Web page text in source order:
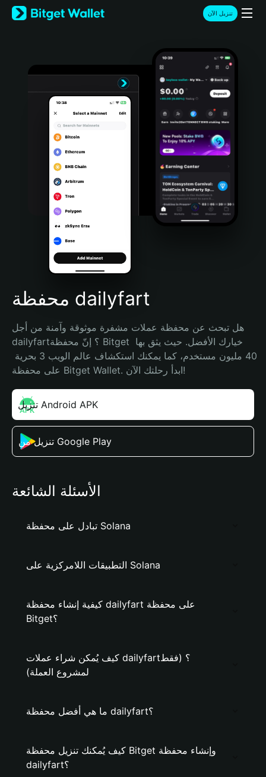
English
日本語
Türkçe
Português (Portugal)
Bahasa Indonesia
Português (Brasil)
Español (Argentina)
تنزيل الآن
محفظة dailyfart
هل تبحث عن محفظة عملات مشفرة موثوقة وآمنة من أجل
dailyfart؟ إنّ محفظة Bitget خيارك الأفضل. حيث يثق بها
على محفظة Bitget Wallet. ابدأ رحلتك الآن!
تنزيل Android APK
تنزيل من Google Play
الأسئلة الشائعة
تبادل على محفظة Solana
التطبيقات اللامركزية على Solana
كيفية إنشاء محفظة dailyfart على محفظة
Bitget؟
كيف يُمكن شراء عملات dailyfart؟ (فقط
لمشروع العملة)
ما هي أفضل محفظة dailyfart؟
كيف يُمكنك تنزيل محفظة Bitget وإنشاء محفظة
dailyfart؟